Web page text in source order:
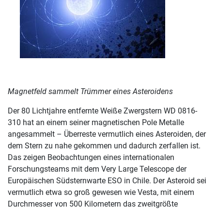
Magnetfeld sammelt Trümmer eines Asteroidens
Der 80 Lichtjahre entfernte Weiße Zwergstern WD 0816-
310 hat an einem seiner magnetischen Pole Metalle
angesammelt – Überreste vermutlich eines Asteroiden, der
dem Stern zu nahe gekommen und dadurch zerfallen ist.
Das zeigen Beobachtungen eines internationalen
Forschungsteams mit dem Very Large Telescope der
Europäischen Südsternwarte ESO in Chile. Der Asteroid sei
vermutlich etwa so groß gewesen wie Vesta, mit einem
Durchmesser von 500 Kilometern das zweitgrößte